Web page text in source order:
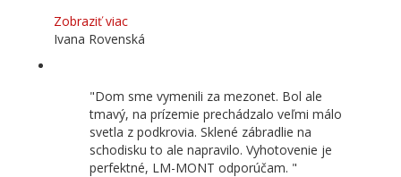
Zobraziť viac
Ivana Rovenská
Dom sme vymenili za mezonet. Bol ale
tmavý, na prízemie prechádzalo veľmi málo
svetla z podkrovia. Sklené zábradlie na
schodisku to ale napravilo. Vyhotovenie je
perfektné, LM-MONT odporúčam.